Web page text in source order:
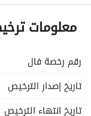
معلومات
رقم رخصة فال
تاريخ إصدار الترخيص
تاريخ انتهاء الترخيص